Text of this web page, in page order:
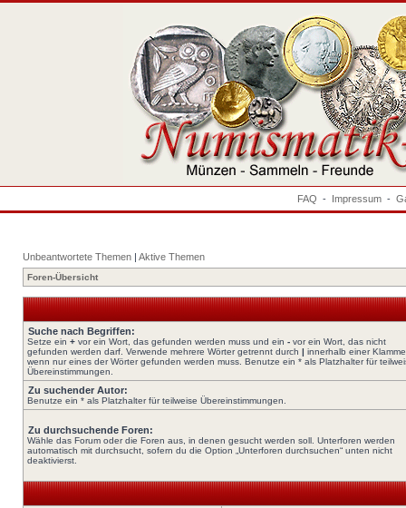
FAQ - Impressum -
Unbeantwortete Themen | Aktive Themen
Foren-Übersicht
Suche nach Begriffen:
Setze ein + vor ein Wort, das gefunden werden muss und ein - vor ein Wort, das nicht
gefunden werden darf. Verwende mehrere Wörter getrennt durch | innerhalb einer
wenn nur eines der Wörter gefunden werden muss. Benutze ein * als Platzhalter für
Übereinstimmungen.
Zu suchender Autor:
Benutze ein * als Platzhalter für teilweise Übereinstimmungen.
Zu durchsuchende Foren:
Wähle das Forum oder die Foren aus, in denen gesucht werden soll. Unterforen werden
automatisch mit durchsucht, sofern du die Option „Unterforen durchsuchen“ unten nicht
deaktivierst.